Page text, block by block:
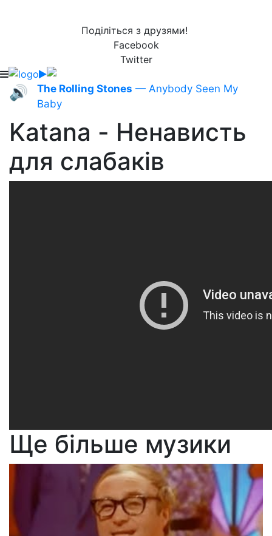
Поділіться з друзями!
Facebook
Twitter
🔊 The Rolling Stones — Anybody Seen My
Baby
Katana - Ненависть
для слабаків
Ще більше музики